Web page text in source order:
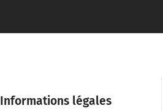
Informations légales